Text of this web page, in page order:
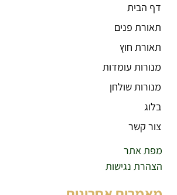
דף הבית
תאורת פנים
תאורת חוץ
מנורות עומדות
מנורות שולחן
בלוג
צור קשר
מפת אתר
הצהרת נגישות